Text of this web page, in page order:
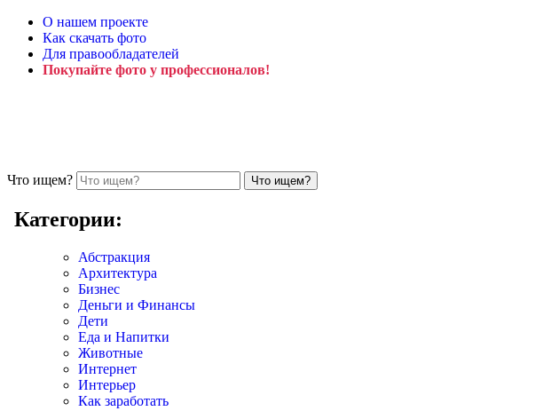
О нашем проекте
Как скачать фото
Для правообладателей
Покупайте фото у профессионалов!
Что ищем?
Категории:
Абстракция
Архитектура
Бизнес
Деньги и Финансы
Дети
Еда и Напитки
Животные
Интернет
Интерьер
Как заработать